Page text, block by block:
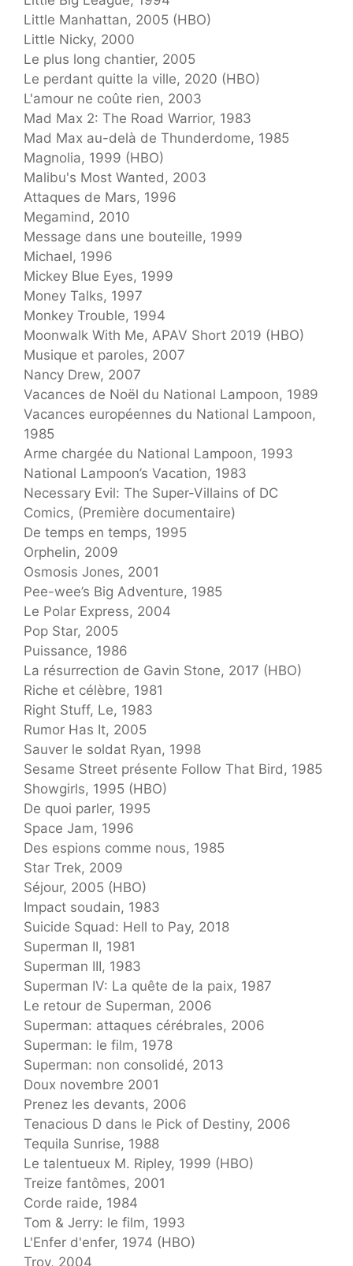
Little Manhattan, 2005 (HBO)
Little Nicky, 2000
Le plus long chantier, 2005
Le perdant quitte la ville, 2020 (HBO)
L'amour ne coûte rien, 2003
Mad Max 2: The Road Warrior, 1983
Mad Max au-delà de Thunderdome, 1985
Magnolia, 1999 (HBO)
Malibu's Most Wanted, 2003
Attaques de Mars, 1996
Megamind, 2010
Message dans une bouteille, 1999
Michael, 1996
Mickey Blue Eyes, 1999
Money Talks, 1997
Monkey Trouble, 1994
Moonwalk With Me, APAV Short 2019 (HBO)
Musique et paroles, 2007
Nancy Drew, 2007
Vacances de Noël du National Lampoon, 1989
Vacances européennes du National Lampoon,
1985
Arme chargée du National Lampoon, 1993
National Lampoon’s Vacation, 1983
Necessary Evil: The Super-Villains of DC
Comics, (Première documentaire)
De temps en temps, 1995
Orphelin, 2009
Osmosis Jones, 2001
Pee-wee’s Big Adventure, 1985
Le Polar Express, 2004
Pop Star, 2005
Puissance, 1986
La résurrection de Gavin Stone, 2017 (HBO)
Riche et célèbre, 1981
Right Stuff, Le, 1983
Rumor Has It, 2005
Sauver le soldat Ryan, 1998
Sesame Street présente Follow That Bird, 1985
Showgirls, 1995 (HBO)
De quoi parler, 1995
Space Jam, 1996
Des espions comme nous, 1985
Star Trek, 2009
Séjour, 2005 (HBO)
Impact soudain, 1983
Suicide Squad: Hell to Pay, 2018
Superman II, 1981
Superman III, 1983
Superman IV: La quête de la paix, 1987
Le retour de Superman, 2006
Superman: attaques cérébrales, 2006
Superman: le film, 1978
Superman: non consolidé, 2013
Doux novembre 2001
Prenez les devants, 2006
Tenacious D dans le Pick of Destiny, 2006
Tequila Sunrise, 1988
Le talentueux M. Ripley, 1999 (HBO)
Treize fantômes, 2001
Corde raide, 1984
Tom & Jerry: le film, 1993
L'Enfer d'enfer, 1974 (HBO)
Troy, 2004